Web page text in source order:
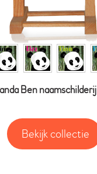
Ben naamschilderij
Bekijk collectie